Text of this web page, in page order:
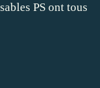
PS ont tous